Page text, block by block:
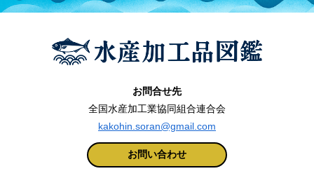
お問合せ先
全国水産加工業協同組合連合会
kakohin.soran@gmail.com
お問い合わせ